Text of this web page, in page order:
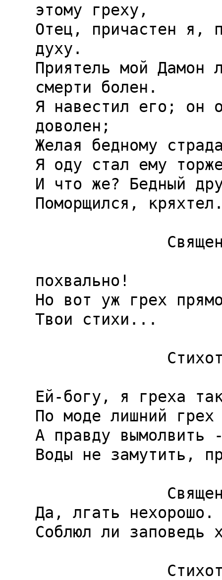
этому греху,
Отец, причастен я,
духу.
Приятель мой Дамон
смерти болен.
Я навестил его; он
доволен;
Желая бедному
Я оду стал ему
И что же? Бедный
Поморщился,
похвально!
Но вот уж грех
Твои стихи...
Ей-богу, я греха
По моде лишний
А правду вымолвить
Воды не замутить,
Да, лгать
Соблюл ли заповедь